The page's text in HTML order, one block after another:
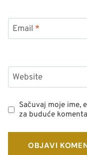
Email *
Website
Sačuvaj moje ime,
za buduće